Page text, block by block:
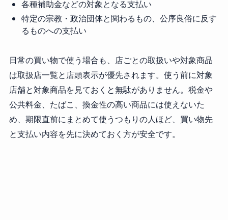
各種補助金などの対象となる支払い
特定の宗教・政治団体と関わるもの、公序良俗に反す
るものへの支払い
日常の買い物で使う場合も、店ごとの取扱いや対象商品
は取扱店一覧と店頭表示が優先されます。使う前に対象
店舗と対象商品を見ておくと無駄がありません。税金や
公共料金、たばこ、換金性の高い商品には使えないた
め、期限直前にまとめて使うつもりの人ほど、買い物先
と支払い内容を先に決めておく方が安全です。